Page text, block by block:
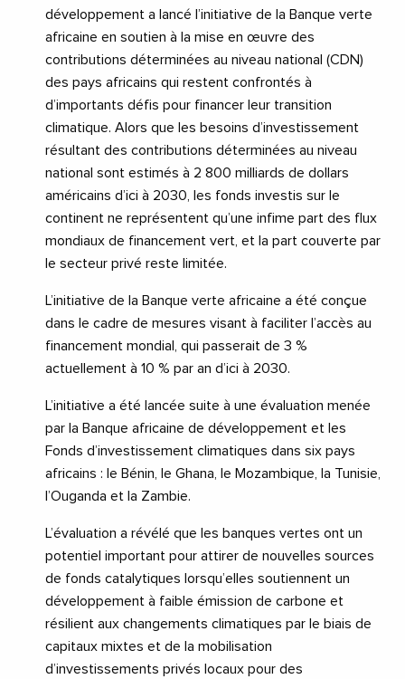
développement a lancé l’initiative de la Banque verte
africaine en soutien à la mise en œuvre des
contributions déterminées au niveau national (CDN)
des pays africains qui restent confrontés à
d’importants défis pour financer leur transition
climatique. Alors que les besoins d’investissement
résultant des contributions déterminées au niveau
national sont estimés à 2 800 milliards de dollars
américains d’ici à 2030, les fonds investis sur le
continent ne représentent qu’une infime part des flux
mondiaux de financement vert, et la part couverte par
le secteur privé reste limitée.
L’initiative de la Banque verte africaine a été conçue
dans le cadre de mesures visant à faciliter l’accès au
financement mondial, qui passerait de 3 %
actuellement à 10 % par an d’ici à 2030.
L’initiative a été lancée suite à une évaluation menée
par la Banque africaine de développement et les
Fonds d’investissement climatiques dans six pays
africains : le Bénin, le Ghana, le Mozambique, la Tunisie,
l’Ouganda et la Zambie.
L’évaluation a révélé que les banques vertes ont un
potentiel important pour attirer de nouvelles sources
de fonds catalytiques lorsqu’elles soutiennent un
développement à faible émission de carbone et
résilient aux changements climatiques par le biais de
capitaux mixtes et de la mobilisation
d’investissements privés locaux pour des